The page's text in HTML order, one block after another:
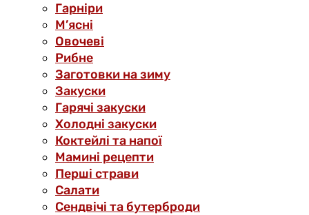
Гарніри
М’ясні
Овочеві
Рибне
Заготовки на зиму
Закуски
Гарячі закуски
Холодні закуски
Коктейлі та напої
Мамині рецепти
Перші страви
Салати
Сендвічі та бутерброди